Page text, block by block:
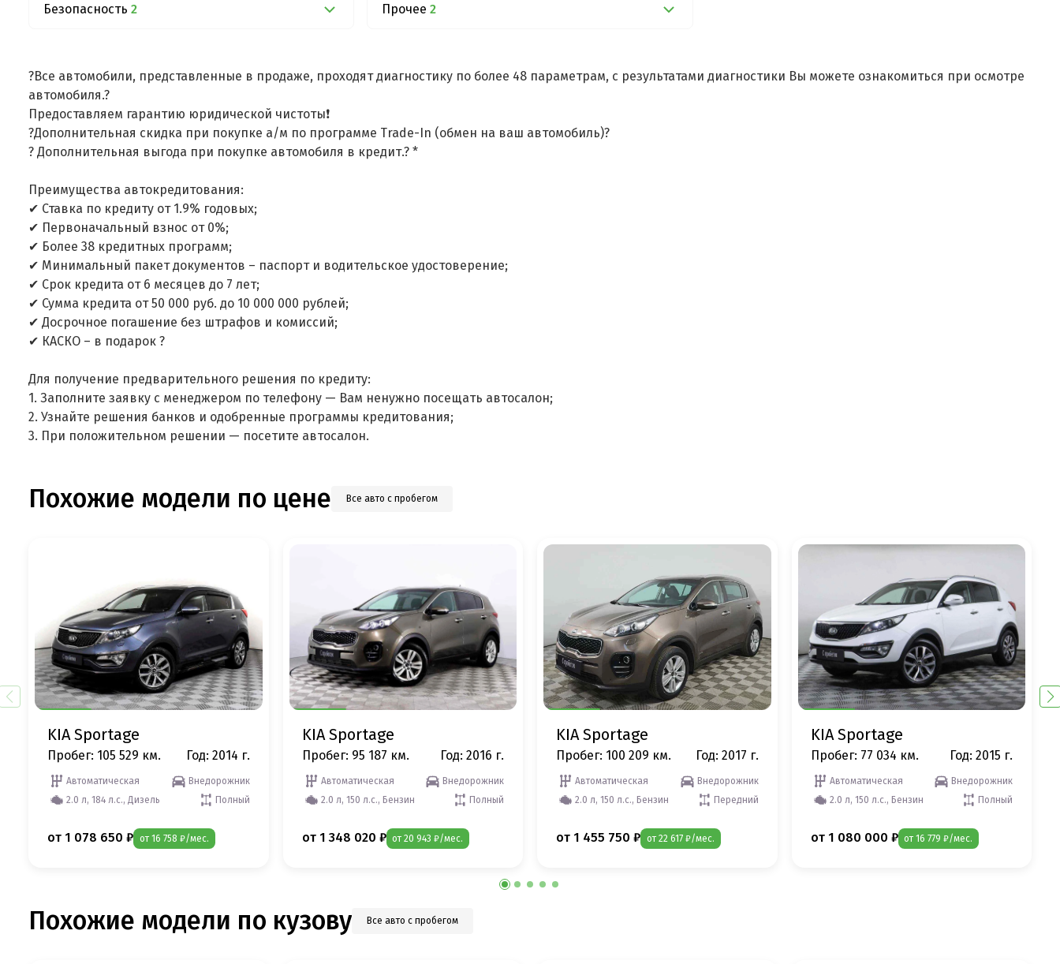
Безопасность 2 Прочее 2
?Все автомобили, представленные в продаже, проходят диагностику по более 48 параметрам, с результатами диагностики Вы можете ознакомиться при осмотре
автомобиля.?
Предоставляем гарантию юридической чистоты❗
?Дополнительная скидка при покупке а/м по программе Trade-In (обмен на ваш автомобиль)?
? Дополнительная выгода при покупке автомобиля в кредит.? *
Преимущества автокредитования:
✔ Ставка по кредиту от 1.9% годовых;
✔ Первоначальный взнос от 0%;
✔ Более 38 кредитных программ;
✔ Минимальный пакет документов – паспорт и водительское удостоверение;
✔ Срок кредита от 6 месяцев до 7 лет;
✔ Сумма кредита от 50 000 руб. до 10 000 000 рублей;
✔ Досрочное погашение без штрафов и комиссий;
✔ КАСКО – в подарок ?
Для получение предварительного решения по кредиту:
1. Заполните заявку с менеджером по телефону — Вам ненужно посещать автосалон;
2. Узнайте решения банков и одобренные программы кредитования;
3. При положительном решении — посетите автосалон.
Похожие модели по цене Все авто с пробегом
KIA Sportage
Пробег: 105 529 км. Год: 2014 г.
Автоматическая
Внедорожник
2.0 л, 184 л.с., Дизель
Полный
от 1 078 650 ₽ от 16 758 ₽/мес.
KIA Sportage
Пробег: 95 187 км. Год: 2016 г.
Автоматическая
Внедорожник
2.0 л, 150 л.с., Бензин
Полный
от 1 348 020 ₽ от 20 943 ₽/мес.
KIA Sportage
Пробег: 100 209 км. Год: 2017 г.
Автоматическая
Внедорожник
2.0 л, 150 л.с., Бензин
Передний
от 1 455 750 ₽ от 22 617 ₽/мес.
KIA Sportage
Пробег: 77 034 км. Год: 2015 г.
Автоматическая
Внедорожник
2.0 л, 150 л.с., Бензин
Полный
от 1 080 000 ₽ от 16 779 ₽/мес.
Похожие модели по кузову Все авто с пробегом